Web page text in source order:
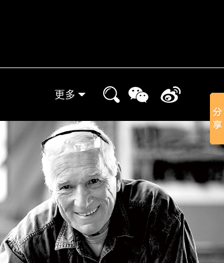
更多
实体门店
晒家分享
小象装修课堂